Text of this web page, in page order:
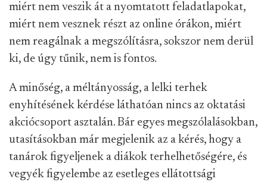
miért nem veszik át a nyomtatott feladatlapokat,
miért nem vesznek részt az online órákon, miért
nem reagálnak a megszólításra, sokszor nem derül
ki, de úgy tűnik, nem is fontos.
A minőség, a méltányosság, a lelki terhek
enyhítésének kérdése láthatóan nincs az oktatási
akciócsoport asztalán. Bár egyes megszólalásokban,
utasításokban már megjelenik az a kérés, hogy a
tanárok figyeljenek a diákok terhelhetőségére, és
vegyék figyelembe az esetleges ellátottsági